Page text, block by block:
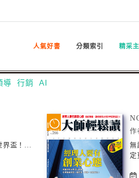
人氣好書 分類索引 精采
導 行銷 AI
盃！...
作
無
定